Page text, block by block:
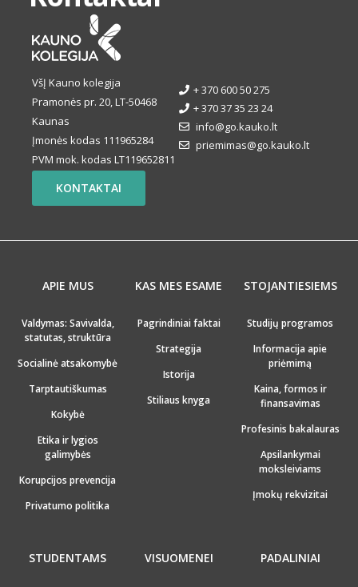
VšĮ Kauno kolegija
Pramonės pr. 20, LT-50468
Kaunas
Įmonės kodas 111965284
PVM mok. kodas LT119652811
+ 370 600 50 275
+ 370 37 35 23 24
info@go.kauko.lt
priemimas@go.kauko.lt
KONTAKTAI
APIE MUS
Valdymas: Savivalda,
statutas, struktūra
Socialinė atsakomybė
Tarptautiškumas
Kokybė
Etika ir lygios
galimybės
Korupcijos prevencija
Privatumo politika
KAS MES ESAME
Pagrindiniai faktai
Strategija
Istorija
Stiliaus knyga
STOJANTIESIEMS
Studijų programos
Informacija apie
priėmimą
Kaina, formos ir
finansavimas
Profesinis bakalauras
Apsilankymai
moksleiviams
Įmokų rekvizitai
STUDENTAMS VISUOMENEI PADALINIAI